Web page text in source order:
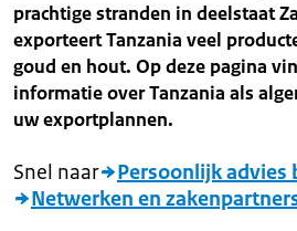
prachtige stranden in deelstaat
exporteert Tanzania veel
goud en hout. Op deze pagina
informatie over Tanzania als
uw exportplannen.
Snel naar
Persoonlijk advies
Netwerken en